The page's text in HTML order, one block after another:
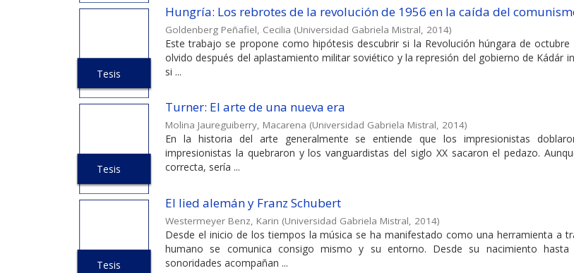
Tesis
Hungría: Los rebrotes de la revolución de 1956 en la caída del
Goldenberg Peñafiel, Cecilia (Universidad Gabriela Mistral 2014)
Este trabajo se propone como hipótesis descubrir si la Revolución húngara de
olvido después del aplastamiento militar soviético y la represión del gobierno de Kádár
si ...
Tesis
Turner: El arte de una nueva era
Molina Jaureguiberry, Macarena (Universidad Gabriela Mistral, 2014)
En la historia del arte generalmente se entiende que los impresionistas
impresionistas la quebraron y los vanguardistas del siglo XX sacaron el pedazo.
correcta, sería ...
Tesis
El lied alemán y Franz Schubert
Westermeyer Benz, Karin (Universidad Gabriela Mistral, 2014)
Desde el inicio de los tiempos la música se ha manifestado como una herramienta a
humano se comunica consigo mismo y su entorno. Desde su nacimiento hasta
sonoridades acompañan ...